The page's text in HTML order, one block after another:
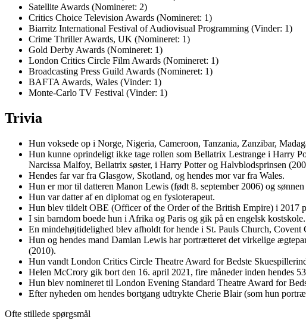
Satellite Awards (Nomineret: 2)
Critics Choice Television Awards (Nomineret: 1)
Biarritz International Festival of Audiovisual Programming (Vinder: 1)
Crime Thriller Awards, UK (Nomineret: 1)
Gold Derby Awards (Nomineret: 1)
London Critics Circle Film Awards (Nomineret: 1)
Broadcasting Press Guild Awards (Nomineret: 1)
BAFTA Awards, Wales (Vinder: 1)
Monte-Carlo TV Festival (Vinder: 1)
Trivia
Hun voksede op i Norge, Nigeria, Cameroon, Tanzania, Zanzibar,
Hun kunne oprindeligt ikke tage rollen som Bellatrix Lestrange i Harry
Narcissa Malfoy, Bellatrix søster, i Harry Potter og Halvblodsprinsen
Hendes far var fra Glasgow, Skotland, og hendes mor var fra Wales.
Hun er mor til datteren Manon Lewis (født 8. september 2006) og
Hun var datter af en diplomat og en fysioterapeut.
Hun blev tildelt OBE (Officer of the Order of the British Empire) i 2017
I sin barndom boede hun i Afrika og Paris og gik på en engelsk kostskole.
En mindehøjtidelighed blev afholdt for hende i St. Pauls Church, Covent
Hun og hendes mand Damian Lewis har portrætteret det virkelige
(2010).
Hun vandt London Critics Circle Theatre Award for Bedste
Helen McCrory gik bort den 16. april 2021, fire måneder inden hendes
Hun blev nomineret til London Evening Standard Theatre Award for
Efter nyheden om hendes bortgang udtrykte Cherie Blair (som hun
Ofte stillede spørgsmål